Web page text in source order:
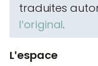
traduites
l'original.
L'espace